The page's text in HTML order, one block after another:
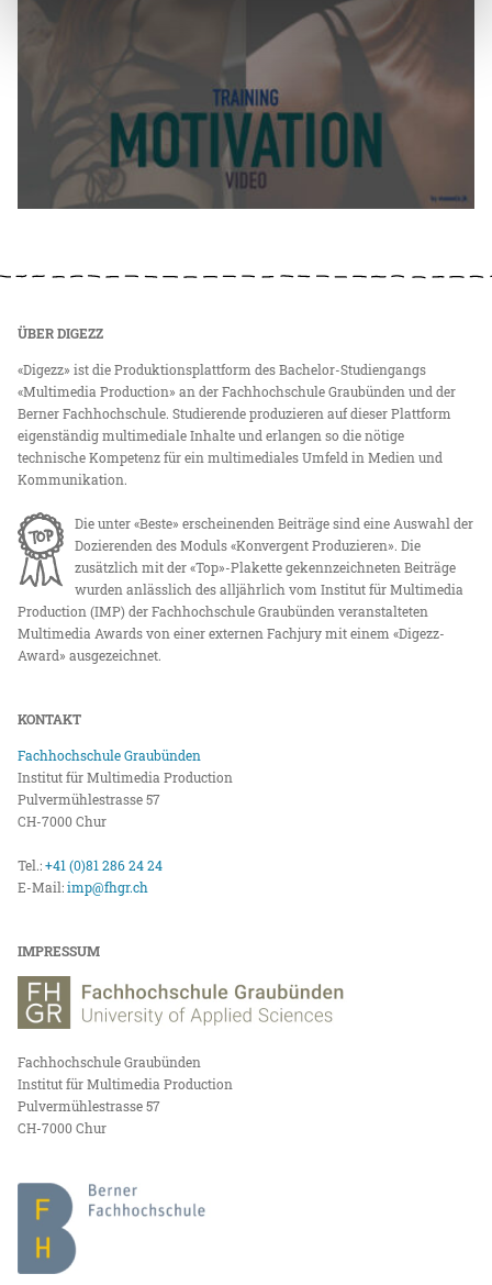
ÜBER DIGEZZ
«Digezz» ist die Produktionsplattform des Bachelor-Studiengangs
«Multimedia Production» an der Fachhochschule Graubünden und der
Berner Fachhochschule. Studierende produzieren auf dieser Plattform
eigenständig multimediale Inhalte und erlangen so die nötige
technische Kompetenz für ein multimediales Umfeld in Medien und
Kommunikation.
Die unter «Beste» erscheinenden Beiträge sind eine Auswahl der
Dozierenden des Moduls «Konvergent Produzieren». Die
zusätzlich mit der «Top»-Plakette gekennzeichneten Beiträge
wurden anlässlich des alljährlich vom Institut für Multimedia
Production (IMP) der Fachhochschule Graubünden veranstalteten
Multimedia Awards von einer externen Fachjury mit einem «Digezz-
Award» ausgezeichnet.
KONTAKT
Fachhochschule Graubünden
Institut für Multimedia Production
Pulvermühlestrasse 57
CH-7000 Chur
Tel.:+41 (0)81 286 24 24
E-Mail:imp@fhgr.ch
IMPRESSUM
Fachhochschule Graubünden
Institut für Multimedia Production
Pulvermühlestrasse 57
CH-7000 Chur